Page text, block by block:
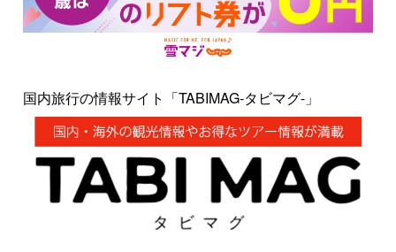
国内旅行の情報サイト「TABIMAG-タビマグ-」